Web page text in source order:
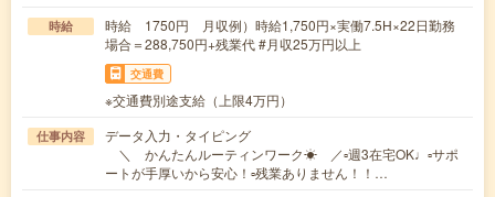
時給
時給 1750円 月収例）時給1,750円×実働7.5H×22日勤務
場合＝288,750円+残業代 #月収25万円以上
交通費
※交通費別途支給（上限4万円）
仕事内容
データ入力・タイピング
＼ かんたんルーティンワーク☀ ／▫週3在宅OK♩▫サポ
ートが手厚いから安心！▫残業ありません！！…